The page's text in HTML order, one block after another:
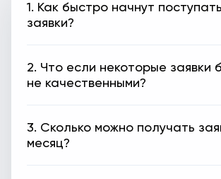
1. Как быстро начнут поступать
заявки?
2. Что если некоторые заявки
не качественными?
3. Сколько можно получать
месяц?